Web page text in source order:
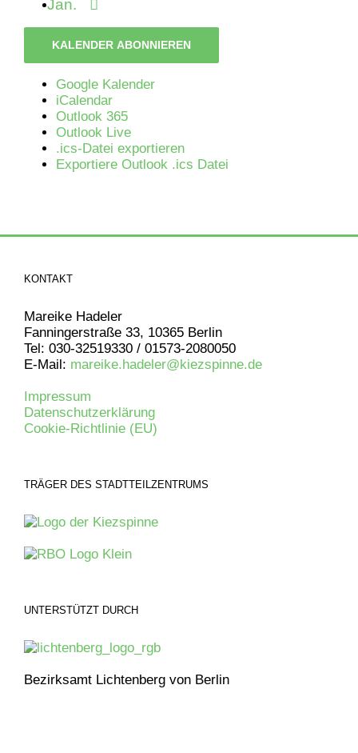
Jan.
KALENDER ABONNIEREN
Google Kalender
iCalendar
Outlook 365
Outlook Live
.ics-Datei exportieren
Exportiere Outlook .ics Datei
KONTAKT
Mareike Hadeler
Fanningerstraße 33, 10365 Berlin
Tel: 030-32519330 / 01573-2080050
E-Mail: mareike.hadeler@kiezspinne.de
Impressum
Datenschutzerklärung
Cookie-Richtlinie (EU)
TRÄGER DES STADTTEILZENTRUMS
UNTERSTÜTZT DURCH
Bezirksamt Lichtenberg von Berlin